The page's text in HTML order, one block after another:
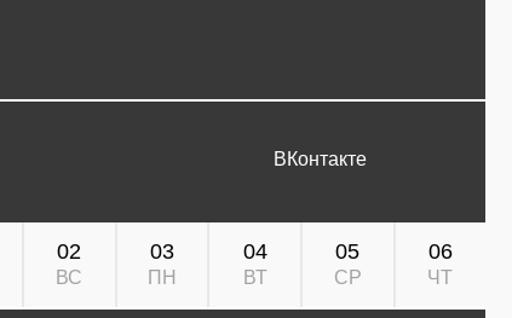
ВКонтакте
02
ВС
03
ПН
04
ВТ
05
СР
06
ЧТ